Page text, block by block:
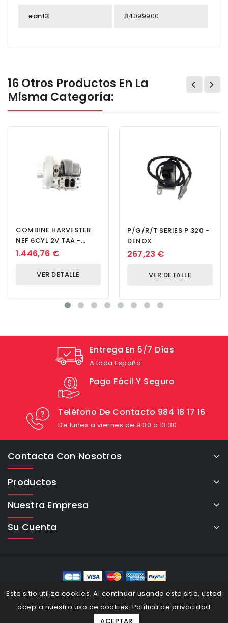
ean13 84099900
16 Otros Productos En La
Misma Categoría:
COMBINE HARVESTER
NEF 6CYL 2V TAA -
Turbocompresor
1.446,76 €
VER DETALLE
P/G/R/T SERIES P 320 -
DENOX
267,23 €
VER DETALLE
Entrega En 5/7 Días
A toda España
Pago Fácil Y Seguro
Teléfono De Contacto 984 18 17 16
De lunes a viernes de 9:30 a 13:30
Contacta Con Nosotros
Productos
Nuestra Empresa
Su Cuenta
Este sitio utiliza cookies. Al continuar usando este sitio, usted
acepta nuestro uso de cookies. Política de privacidad
eCommerce Cybertron © 2026